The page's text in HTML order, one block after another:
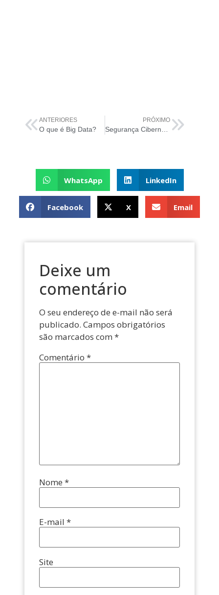
ANTERIORES
O que é Big Data?
PRÓXIMO
Segurança Cibernética na Cultura Organizacional
WhatsApp LinkedIn
Facebook X Email
Deixe um
comentário
O seu endereço de e-mail não será
publicado. Campos obrigatórios
são marcados com *
Comentário *
Nome *
E-mail *
Site